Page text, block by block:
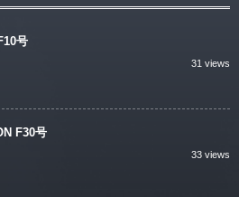
号
31 views
F30号
33 views